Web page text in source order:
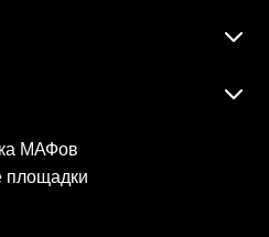
МАФов
площадки